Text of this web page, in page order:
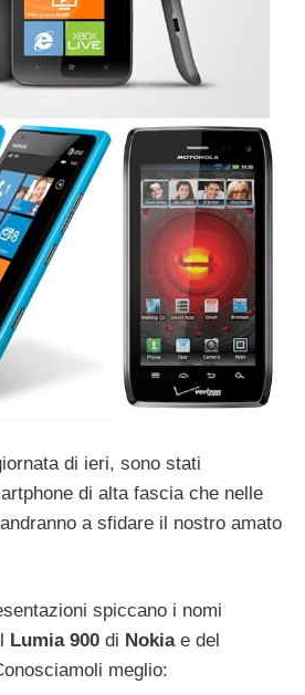
di ieri, sono stati
di alta fascia che nelle
a sfidare il nostro amato
spiccano i nomi
Lumia 900 di Nokiae del
meglio: